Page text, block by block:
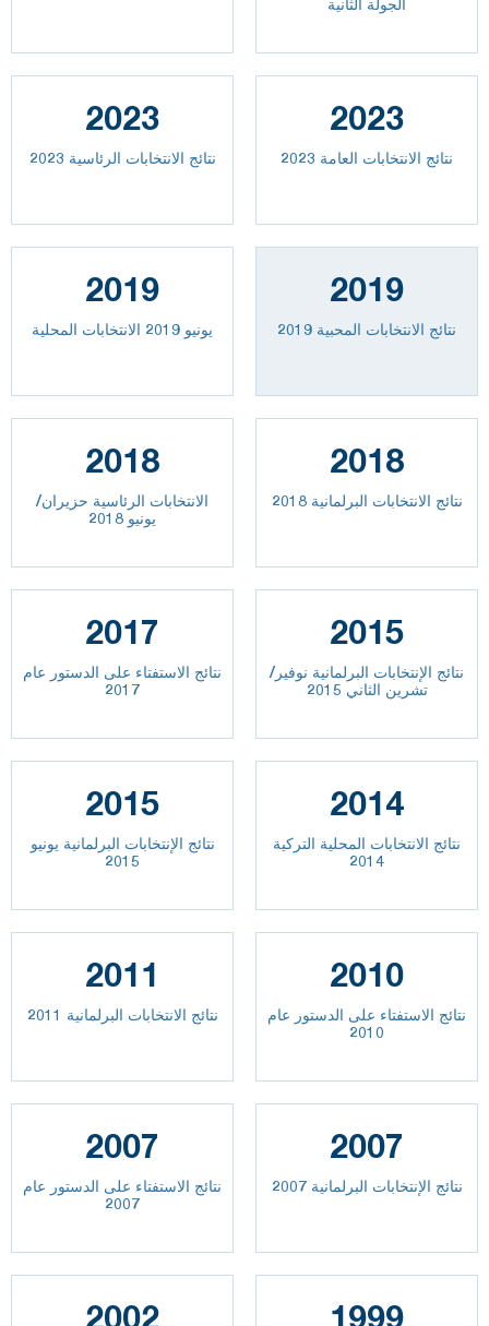
2023
نتائج الانتخابات الرئاسية 2023
2023
2023 نتائج الانتخابات العامة
2019
يونيو 2019 الانتخابات المحلية
2019
نتائج الانتخابات المحبية 2019
2018
الانتخابات الرئاسية حزيران/
يونيو 2018
2018
نتائج الانتخابات البرلمانية 2018
2017
نتائج الاستفتاء على الدستور عام
2017
2015
نتائج الإنتخابات البرلمانية نوفير/
تشرين الثاني 2015
2015
نتائج الإنتخابات البرلمانية يونيو
2015
2014
نتائج الانتخابات المحلية التركية
2014
2011
نتائج الانتخابات البرلمانية 2011
2010
نتائج الاستفتاء على الدستور عام
2010
2007
نتائج الاستفتاء على الدستور عام
2007
2007
نتائج الإنتخابات البرلمانية 2007
2002 1999